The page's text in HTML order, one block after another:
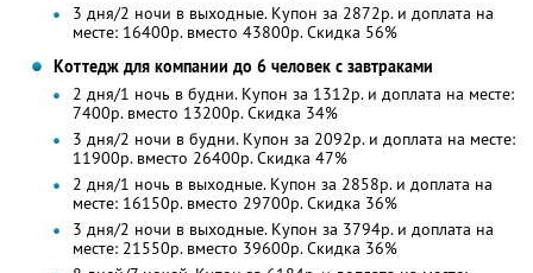
3 дня/2 ночи в выходные. Купон за 2872р. и доплата на
месте: 16400р. вместо 43800р. Скидка 56%
Коттедж для компании до 6 человек с завтраками
2 дня/1 ночь в будни. Купон за 1312р. и доплата на месте:
7400р. вместо 13200р. Скидка 34%
3 дня/2 ночи в будни. Купон за 2092р. и доплата на месте:
11900р. вместо 26400р. Скидка 47%
2 дня/1 ночь в выходные. Купон за 2858р. и доплата на
месте: 16150р. вместо 29700р. Скидка 36%
3 дня/2 ночи в выходные. Купон за 3794р. и доплата на
месте: 21550р. вместо 39600р. Скидка 36%